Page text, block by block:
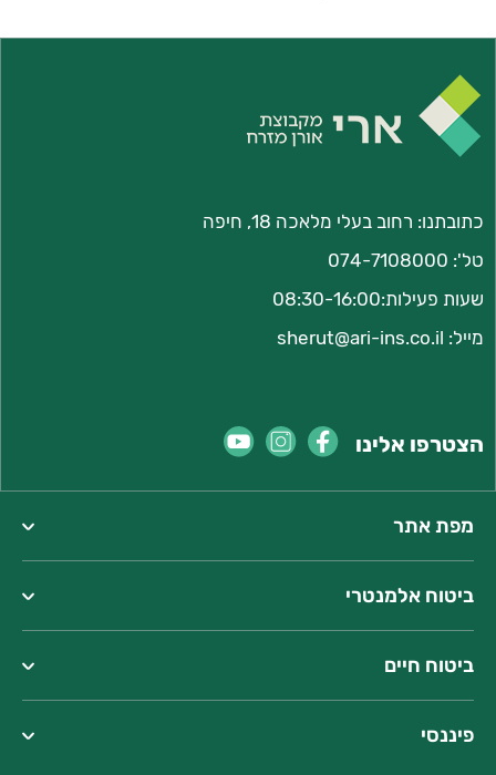
כתובתנו: רחוב בעלי מלאכה 18, חיפה
טל': 074-7108000
שעות פעילות:08:30-16:00
מייל: sherut@ari-ins.co.il
הצטרפו אלינו
מפת אתר
ביטוח אלמנטרי
ביטוח חיים
פיננסי